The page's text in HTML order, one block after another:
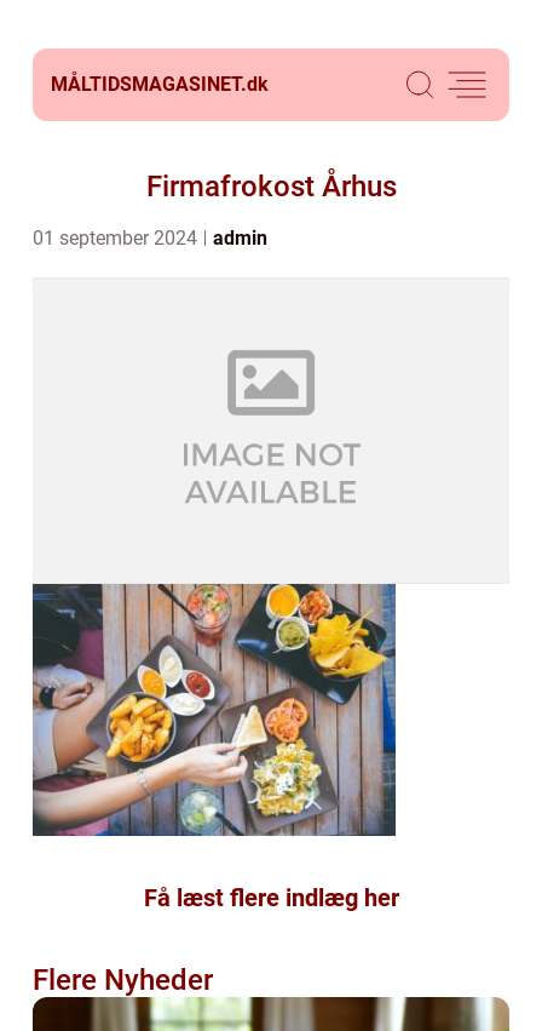
MÅLTIDSMAGASINET.dk
Firmafrokost Århus
01 september 2024 admin
Få læst flere indlæg her
Flere Nyheder